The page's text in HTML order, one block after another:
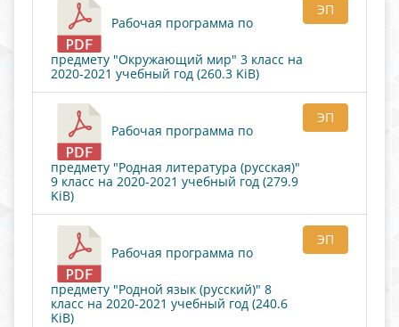
Рабочая программа по
предмету "Окружающий мир" 3 класс на
2020-2021 учебный год (260.3 KiB)
ЭП
Рабочая программа по
предмету "Родная литература (русская)"
9 класс на 2020-2021 учебный год (279.9
KiB)
ЭП
Рабочая программа по
предмету "Родной язык (русский)" 8
класс на 2020-2021 учебный год (240.6
KiB)
ЭП